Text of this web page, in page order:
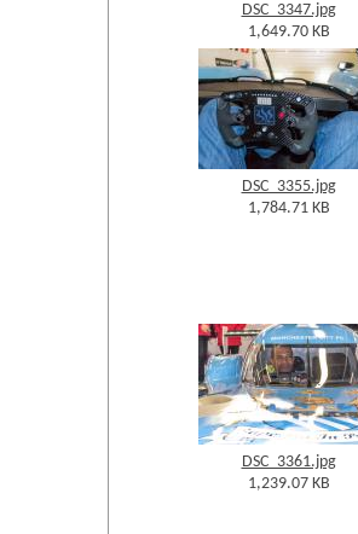
DSC_3347.jpg
1,649.70 KB
DSC_3355.jpg
1,784.71 KB
DSC_3361.jpg
1,239.07 KB